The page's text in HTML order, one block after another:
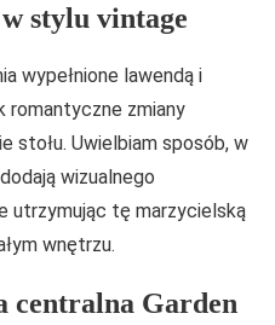
stylu vintage
wypełnione lawendą i
romantyczne zmiany
stołu. Uwielbiam sposób, w
wizualnego
utrzymując tę marzycielską
wnętrzu.
centralna Garden